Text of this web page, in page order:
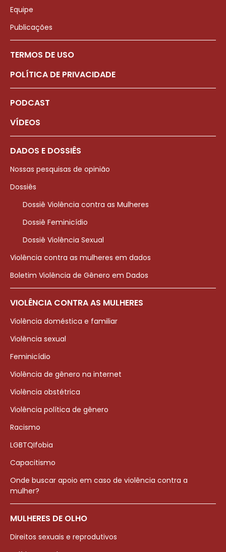
Equipe
Publicações
TERMOS DE USO
POLÍTICA DE PRIVACIDADE
PODCAST
VÍDEOS
DADOS E DOSSIÊS
Nossas pesquisas de opinião
Dossiês
Dossiê Violência contra as Mulheres
Dossiê Feminicídio
Dossiê Violência Sexual
Violência contra as mulheres em dados
Boletim Violência de Gênero em Dados
VIOLÊNCIA CONTRA AS MULHERES
Violência doméstica e familiar
Violência sexual
Feminicídio
Violência de gênero na internet
Violência obstétrica
Violência política de gênero
Racismo
LGBTQIfobia
Capacitismo
Onde buscar apoio em caso de violência contra a
mulher?
MULHERES DE OLHO
Direitos sexuais e reprodutivos